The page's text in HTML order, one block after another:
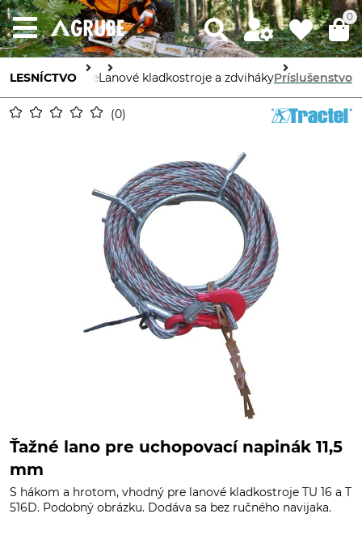
0
LESNÍCTVO
Stroje a prístrojeLanové kladkostroje a zdvihákyPríslušenstvo
0
Ťažné lano pre uchopovací napinák 11,5
mm
S hákom a hrotom, vhodný pre lanové kladkostroje TU 16 a T
516D. Podobný obrázku. Dodáva sa bez ručného navijaka.